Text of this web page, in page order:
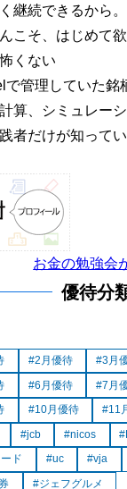
継続できるから。
こそ、はじめて
くない
で管理していた銘
算、シミュレー
者だけが知って
お金の勉強会
優待分
2月優待 3月
6月優待 7月
10月優待 11
jcb nicos
ド
uc vja
ジェフグルメ